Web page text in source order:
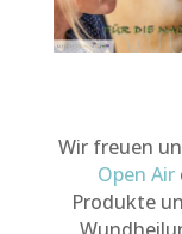
Wir freuen
Open Air
Produkte